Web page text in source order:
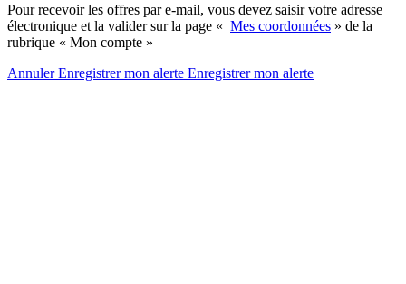
Pour recevoir les offres par e-mail, vous devez saisir votre adresse
électronique et la valider sur la page « Mes coordonnées » de la
rubrique « Mon compte »
AnnulerEnregistrer mon alerte Enregistrermon alerte